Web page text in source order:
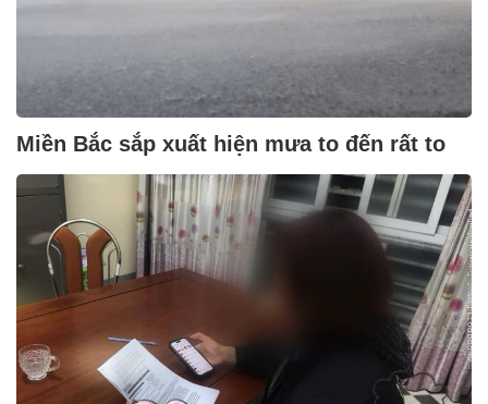
Miền Bắc sắp xuất hiện mưa to đến rất to